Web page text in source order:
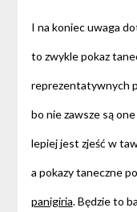
I na koniec uwaga
to zwykle pokaz
reprezentatywnych
bo nie zawsze są
lepiej jest zjeść w
a pokazy taneczne
panigiria. Będzie to